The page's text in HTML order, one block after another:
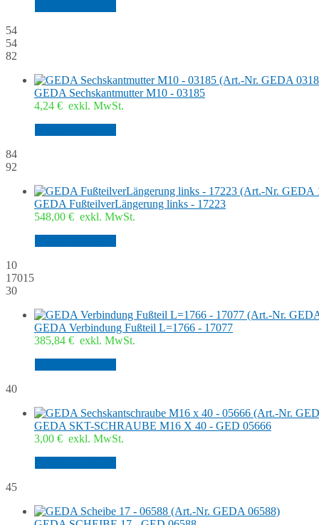
54
54
82
GEDA Sechskantmutter M10 - 03185
4,24 € exkl. MwSt.
84
92
GEDA FußteilverLängerung links - 17223
548,00 € exkl. MwSt.
10
17015
30
GEDA Verbindung Fußteil L=1766 - 17077
385,84 € exkl. MwSt.
40
GEDA SKT-SCHRAUBE M16 X 40 - GED 05666
3,00 € exkl. MwSt.
45